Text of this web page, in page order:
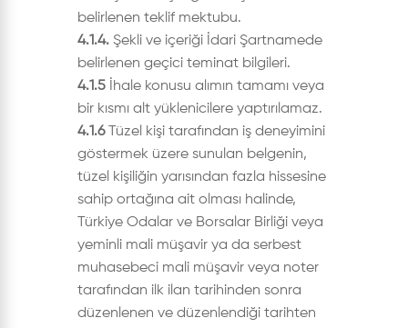
belirlenen teklif mektubu.
4.1.4. Şekli ve içeriği İdari Şartnamede
belirlenen geçici teminat bilgileri.
4.1.5 İhale konusu alımın tamamı veya
bir kısmı alt yüklenicilere yaptırılamaz.
4.1.6Tüzel kişi tarafından iş deneyimini
göstermek üzere sunulan belgenin,
tüzel kişiliğin yarısından fazla hissesine
sahip ortağına ait olması halinde,
Türkiye Odalar ve Borsalar Birliği veya
yeminli mali müşavir ya da serbest
muhasebeci mali müşavir veya noter
tarafından ilk ilan tarihinden sonra
düzenlenen ve düzenlendiği tarihten